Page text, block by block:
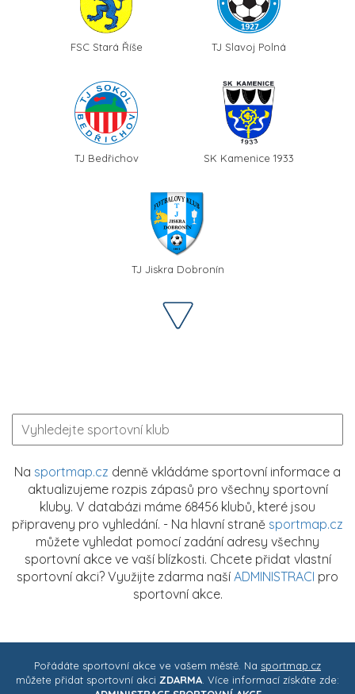
FSC Stará Říše TJ Slavoj Polná
TJ Bedřichov SK Kamenice 1933
TJ Jiskra Dobronín
Na sportmap.cz denně vkládáme sportovní informace a
aktualizujeme rozpis zápasů pro všechny sportovní
kluby. V databázi máme 68456 klubů, které jsou
připraveny pro vyhledání. - Na hlavní straně sportmap.cz
můžete vyhledat pomocí zadání adresy všechny
sportovní akce ve vaší blízkosti. Chcete přidat vlastní
sportovní akci? Využijte zdarma naší ADMINISTRACI pro
sportovní akce.
Pořádáte sportovní akce ve vašem městě. Na sportmap.cz
můžete přidat sportovní akci ZDARMA. Více informací získáte zde: